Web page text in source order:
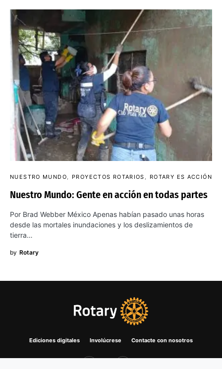
NUESTRO MUNDO PROYECTOS ROTARIOS ROTARY ES ACCIÓN
Nuestro Mundo: Gente en acción en todas partes
Por Brad Webber México Apenas habían pasado unas horas
desde las mortales inundaciones y los deslizamientos de
tierra…
by Rotary
Ediciones digitales Involúcrese Contacte con nosotros